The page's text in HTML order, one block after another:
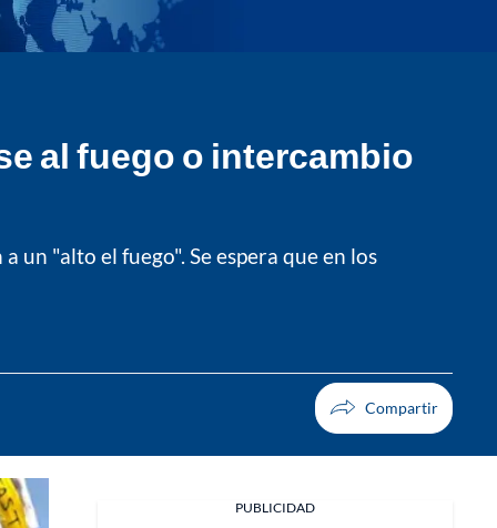
al fuego o intercambio
un "alto el fuego". Se espera que en los
PUBLICIDAD